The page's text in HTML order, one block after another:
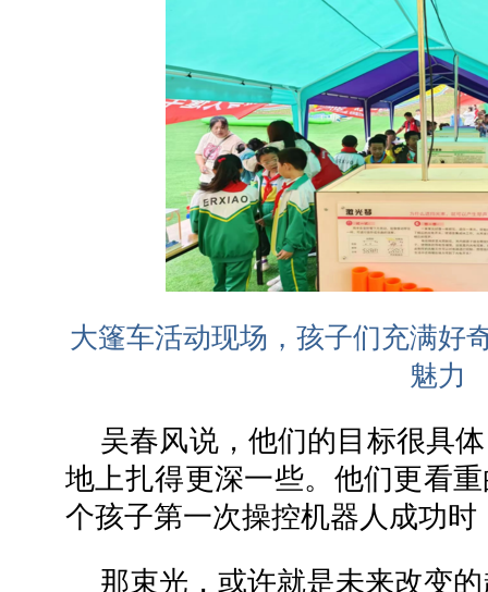
大篷车活动现场，孩子们充满好
魅力
吴春风说，他们的目标很具
地上扎得更深一些。他们更看
个孩子第一次操控机器人成功时
那束光，或许就是未来改变